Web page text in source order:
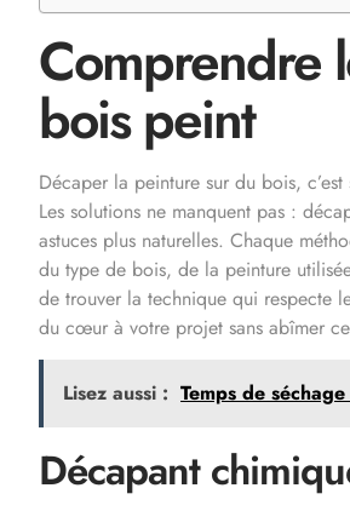
Comprendre
bois peint
Décaper la peinture sur du bois,
Les solutions ne manquent pas :
astuces plus naturelles. Chaque
du type de bois, de la peinture
de trouver la technique qui respecte
du cœur à votre projet sans abîmer
Lisez aussi : Temps de
Décapant